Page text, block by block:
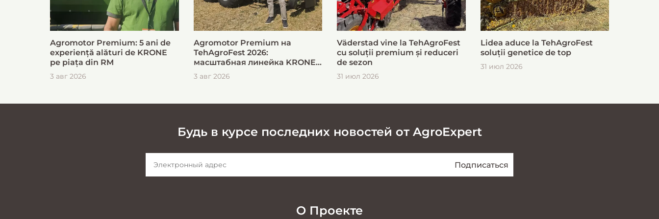
Agromotor Premium: 5 ani de
experiență alături de KRONE
pe piața din RM
3 авг 2026
Agromotor Premium на
TehAgroFest 2026:
масштабная линейка KRONE
для быстрой и эффективной
заготовки кормов
3 авг 2026
Väderstad vine la TehAgroFest
cu soluții premium și reduceri
de sezon
31 июл 2026
Lidea aduce la TehAgroFest
soluții genetice de top
31 июл 2026
Будь в курсе последних новостей от AgroExpert
О Проекте